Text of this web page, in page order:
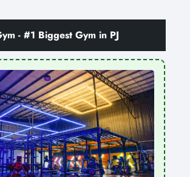
- #1 Biggest Gym in PJ